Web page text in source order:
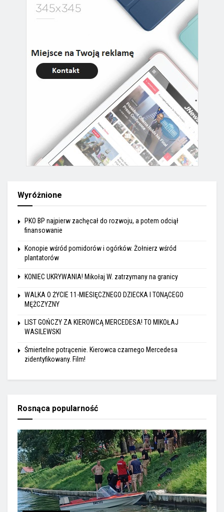
Wyróżnione
PKO BP najpierw zachęcał do rozwoju, a potem odciął
finansowanie
Konopie wśród pomidorów i ogórków. Żołnierz wśród
plantatorów
KONIEC UKRYWANIA! Mikołaj W. zatrzymany na granicy
WALKA O ŻYCIE 11-MIESIĘCZNEGO DZIECKA I TONĄCEGO
MĘŻCZYZNY
LIST GOŃCZY ZA KIEROWCĄ MERCEDESA! TO MIKOŁAJ
WASILEWSKI
Śmiertelne potrącenie. Kierowca czarnego Mercedesa
zidentyfikowany. Film!
Rosnąca popularność